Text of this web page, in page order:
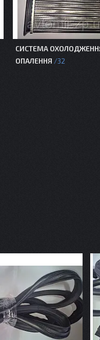
СИСТЕМА
ОПАЛЕННЯ
32